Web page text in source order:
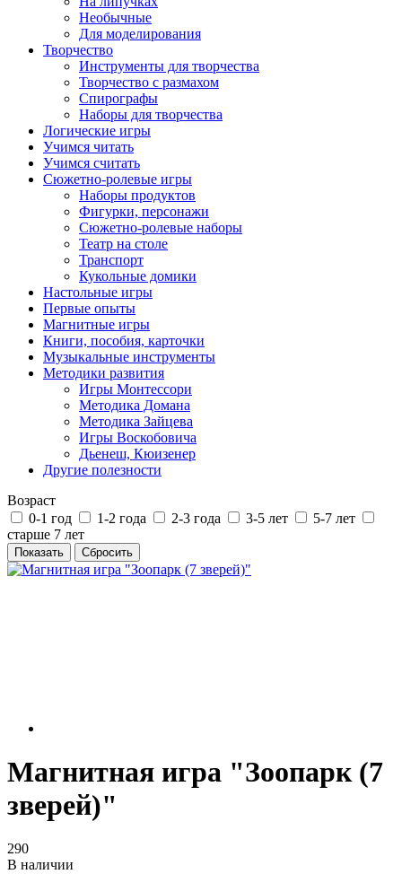
Необычные
Для моделирования
Творчество
Инструменты для творчества
Творчество с размахом
Спирографы
Наборы для творчества
Логические игры
Учимся читать
Учимся считать
Сюжетно-ролевые игры
Наборы продуктов
Фигурки, персонажи
Сюжетно-ролевые наборы
Театр на столе
Транспорт
Кукольные домики
Настольные игры
Первые опыты
Магнитные игры
Книги, пособия, карточки
Музыкальные инструменты
Методики развития
Игры Монтессори
Методика Домана
Методика Зайцева
Игры Воскобовича
Дьенеш, Кюизенер
Другие полезности
Возраст
0-1 год
1-2 года 2-3 года 3-5 лет
5-7 лет
старше 7 лет
Магнитная игра "Зоопарк (7
зверей)"
290
В наличии